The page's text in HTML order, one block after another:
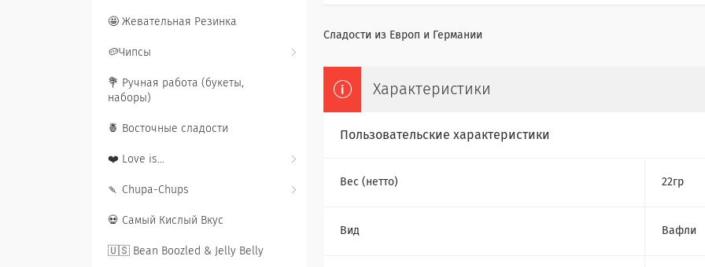
Сладости из Европ и Германии
Характеристики
Пользовательские характеристики
Вес (нетто) 22гр
Вид Вафли
🤩 Жевательная Резинка
🥔Чипсы
💐 Ручная работа (букеты,
наборы)
🍍 Восточные сладости
❤️ Love is...
🍡 Chupa-Chups
💀 Самый Кислый Вкус
🇺🇸 Bean Boozled & Jelly Belly